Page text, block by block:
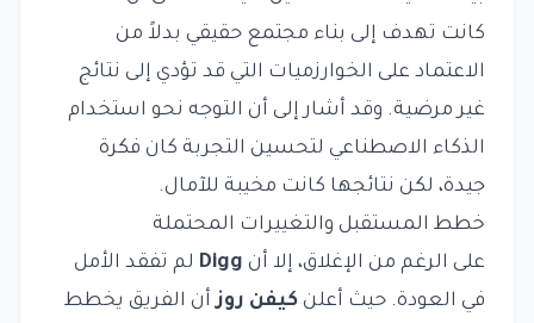
كانت تهدف إلى بناء مجتمع حقيقي بدلاً من
الاعتماد على الخوارزميات التي قد تؤدي إلى نتائج
غير مرضية. وقد أشار إلى أن التوجه نحو استخدام
الذكاء الاصطناعي لتحسين التجربة كان فكرة
جيدة، لكن نتائجها كانت مخيبة للآمال.
خطط المستقبل والتغييرات المحتملة
على الرغم من الإغلاق، إلا أن Digg لم تفقد الأمل
في العودة. حيث أعلن كيفن روزأن الفريق يخطط